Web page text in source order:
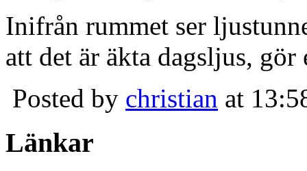
Inifrån rummet ser
att det är äkta dagsljus,
Posted by christian at
Länkar